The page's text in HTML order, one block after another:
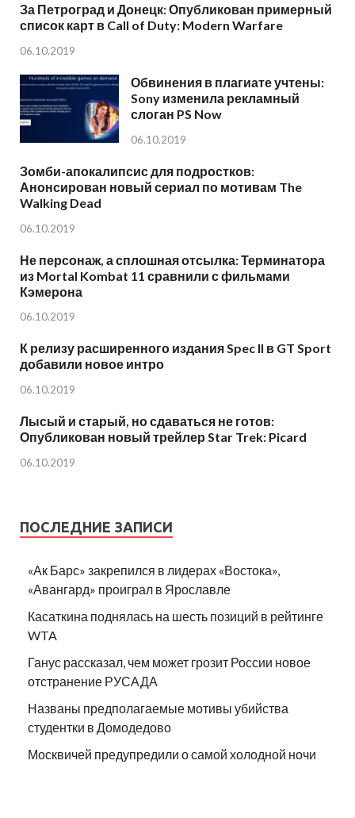
За Петроград и Донецк: Опубликован примерный
список карт в Call of Duty: Modern Warfare
06.10.2019
Обвинения в плагиате учтены:
Sony изменила рекламный
слоган PS Now
06.10.2019
Зомби-апокалипсис для подростков:
Анонсирован новый сериал по мотивам The
Walking Dead
06.10.2019
Не персонаж, а сплошная отсылка: Терминатора
из Mortal Kombat 11 сравнили с фильмами
Кэмерона
06.10.2019
К релизу расширенного издания Spec II в GT Sport
добавили новое интро
06.10.2019
Лысый и старый, но сдаваться не готов:
Опубликован новый трейлер Star Trek: Picard
06.10.2019
ПОСЛЕДНИЕ ЗАПИСИ
«Ак Барс» закрепился в лидерах «Востока»,
«Авангард» проиграл в Ярославле
Касаткина поднялась на шесть позиций в рейтинге
WTA
Ганус рассказал, чем может грозит России новое
отстранение РУСАДА
Названы предполагаемые мотивы убийства
студентки в Домодедово
Москвичей предупредили о самой холодной ночи